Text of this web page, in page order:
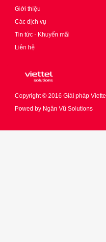
Giới thiệu
Các dịch vụ
Tin tức - Khuyến mãi
Liên hệ
Copyright © 2016 Giải pháp Viettel
Powed by Ngân Vũ Solutions